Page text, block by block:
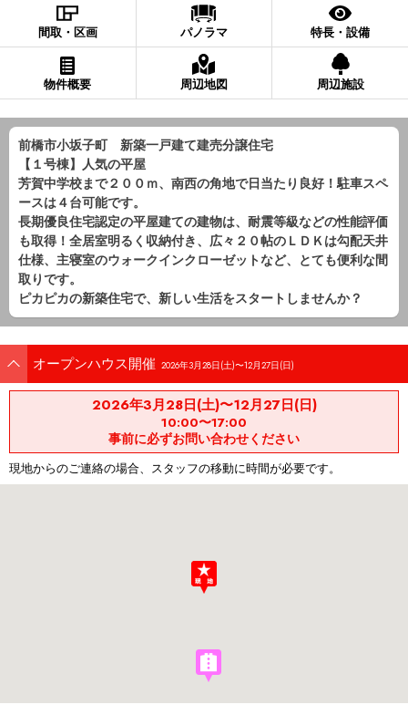
間取・区画 パノラマ 特長・設備
物件概要 周辺地図 周辺施設
前橋市小坂子町 新築一戸建て建売分譲住宅
【１号棟】人気の平屋
芳賀中学校まで２００ｍ、南西の角地で日当たり良好！駐車スペ
ースは４台可能です。
長期優良住宅認定の平屋建ての建物は、耐震等級などの性能評価
も取得！全居室明るく収納付き、広々２０帖のＬＤＫは勾配天井
仕様、主寝室のウォークインクローゼットなど、とても便利な間
取りです。
ピカピカの新築住宅で、新しい生活をスタートしませんか？
オープンハウス開催 2026年3月28日(土)〜12月27日(日)
2026年3月28日(土)〜12月27日(日)
10:00〜17:00
事前に必ずお問い合わせください
現地からのご連絡の場合、スタッフの移動に時間が必要です。